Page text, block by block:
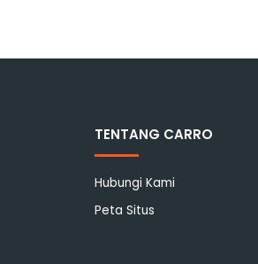
TENTANG CARRO
Hubungi Kami
Peta Situs